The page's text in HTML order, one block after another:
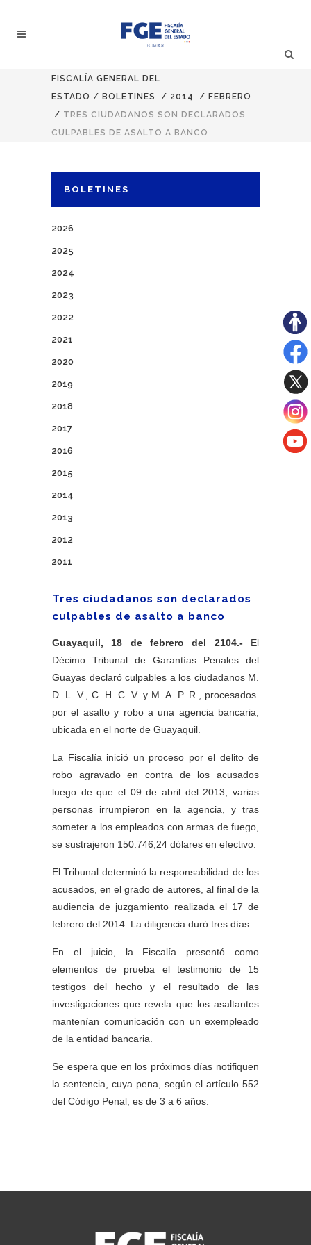
FISCALÍA GENERAL DEL
ESTADO / BOLETINES / 2014 / FEBRERO
/ TRES CIUDADANOS SON DECLARADOS
CULPABLES DE ASALTO A BANCO
BOLETINES
2026
2025
2024
2023
2022
2021
2020
2019
2018
2017
2016
2015
2014
2013
2012
2011
Tres ciudadanos son declarados
culpables de asalto a banco
Guayaquil, 18 de febrero del 2104.- El
Décimo Tribunal de Garantías Penales del
Guayas declaró culpables a los ciudadanos M.
D. L. V., C. H. C. V. y M. A. P. R., procesados
por el asalto y robo a una agencia bancaria,
ubicada en el norte de Guayaquil.
La Fiscalía inició un proceso por el delito de
robo agravado en contra de los acusados
luego de que el 09 de abril del 2013, varias
personas irrumpieron en la agencia, y tras
someter a los empleados con armas de fuego,
se sustrajeron 150.746,24 dólares en efectivo.
El Tribunal determinó la responsabilidad de los
acusados, en el grado de autores, al final de la
audiencia de juzgamiento realizada el 17 de
febrero del 2014. La diligencia duró tres días.
En el juicio, la Fiscalía presentó como
elementos de prueba el testimonio de 15
testigos del hecho y el resultado de las
investigaciones que revela que los asaltantes
mantenían comunicación con un exempleado
de la entidad bancaria.
Se espera que en los próximos días notifiquen
la sentencia, cuya pena, según el artículo 552
del Código Penal, es de 3 a 6 años.